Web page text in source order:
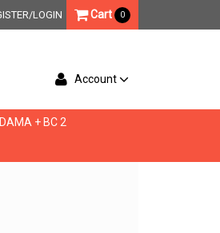
LOGIN Cart 0
Account
+ BC 2